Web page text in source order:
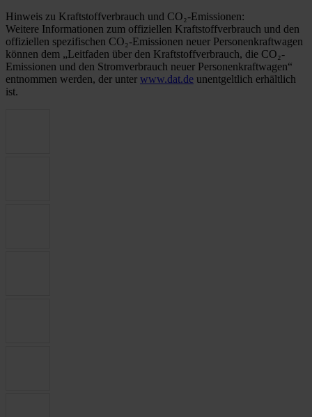
Hinweis zu Kraftstoffverbrauch und CO₂-Emissionen:
Weitere Informationen zum offiziellen Kraftstoffverbrauch und den
offiziellen spezifischen CO₂-Emissionen neuer Personenkraftwagen
können dem „Leitfaden über den Kraftstoffverbrauch, die CO₂-
Emissionen und den Stromverbrauch neuer Personenkraftwagen“
entnommen werden, der unter www.dat.de unentgeltlich erhältlich
ist.